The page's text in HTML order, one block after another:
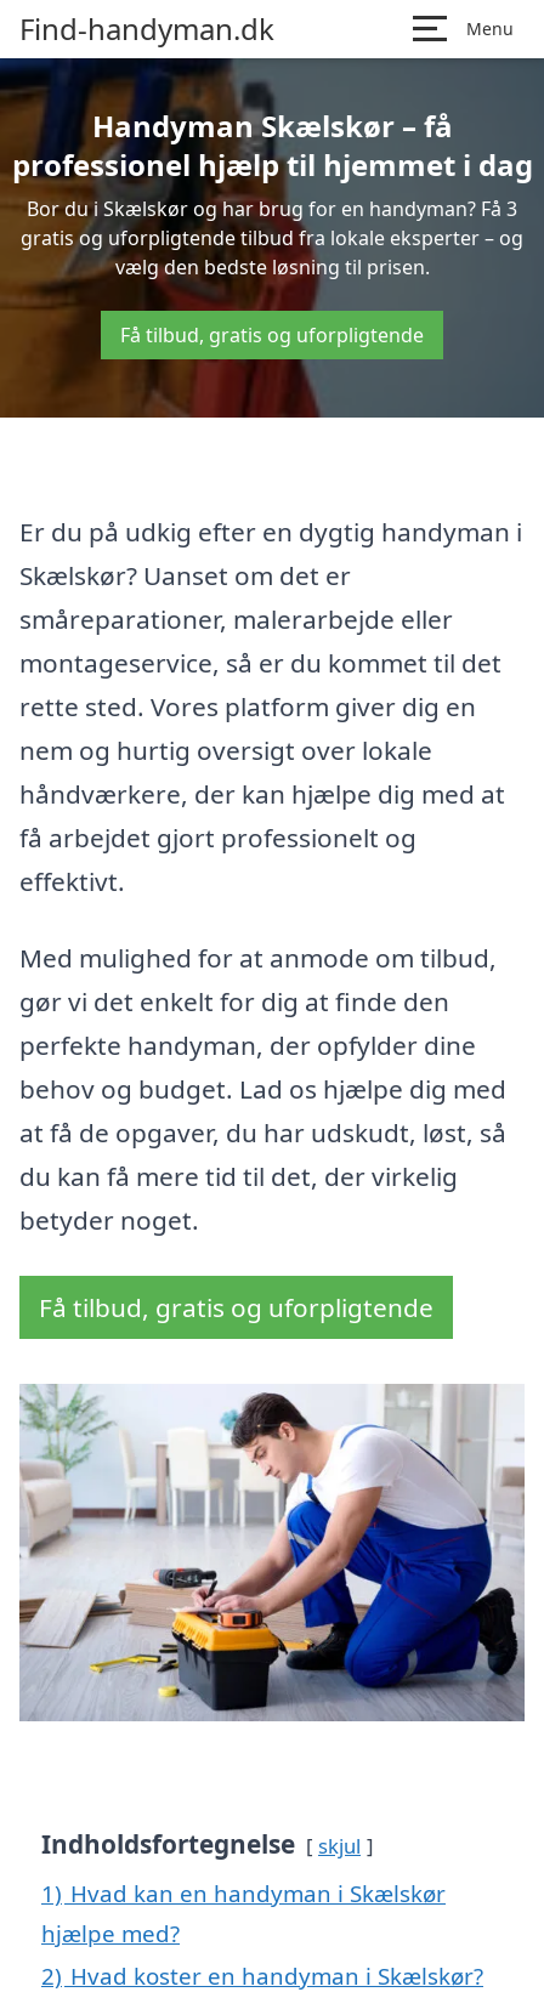
Find-handyman.dk Menu
Handyman Skælskør – få
professionel hjælp til hjemmet i dag
Bor du i Skælskør og har brug for en handyman? Få 3
gratis og uforpligtende tilbud fra lokale eksperter – og
vælg den bedste løsning til prisen.
Få tilbud, gratis og uforpligtende
Er du på udkig efter en dygtig handyman i
Skælskør? Uanset om det er
småreparationer, malerarbejde eller
montageservice, så er du kommet til det
rette sted. Vores platform giver dig en
nem og hurtig oversigt over lokale
håndværkere, der kan hjælpe dig med at
få arbejdet gjort professionelt og
effektivt.
Med mulighed for at anmode om tilbud,
gør vi det enkelt for dig at finde den
perfekte handyman, der opfylder dine
behov og budget. Lad os hjælpe dig med
at få de opgaver, du har udskudt, løst, så
du kan få mere tid til det, der virkelig
betyder noget.
Få tilbud, gratis og uforpligtende
Indholdsfortegnelse skjul
1) Hvad kan en handyman i Skælskør
hjælpe med?
2) Hvad koster en handyman i Skælskør?